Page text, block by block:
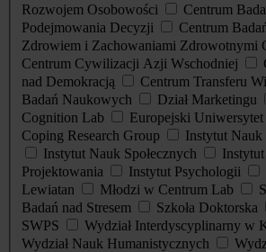
Rozwojem Osobowości
Centrum
Podejmowania Decyzji
Centrum
Zdrowiem i Zachowaniami Zdrowotnymi
Centrum Cywilizacji Azji Wschodniej
nad Demokracją
Centrum Transferu
Badań Naukowych
Dział Marketingu
Cognition Lab
Europejski
Coping Research Group
Instytut
Instytut Nauk Społecznych
Projektowania
Instytut Psychologii
Lewiatan
Młodzi w Centrum Lab
Badań nad Stresem
Szkoła Doktorska
SWPS
Wydział Interdyscyplinarny w
Wydział Nauk Humanistycznych